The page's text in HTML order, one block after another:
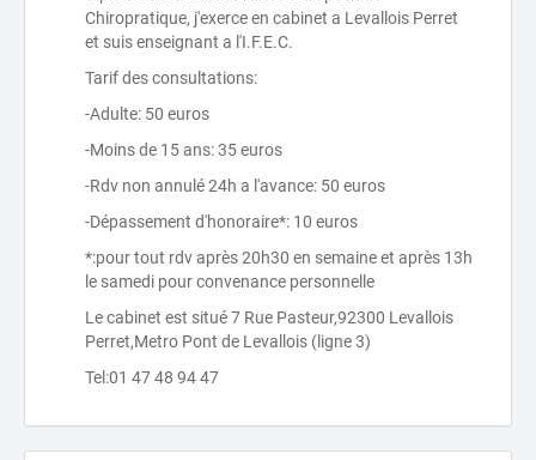
Chiropratique, j'exerce en cabinet a Levallois Perret
et suis enseignant a l'I.F.E.C.
Tarif des consultations:
-Adulte: 50 euros
-Moins de 15 ans: 35 euros
-Rdv non annulé 24h a l'avance: 50 euros
-Dépassement d'honoraire*: 10 euros
*:pour tout rdv après 20h30 en semaine et après 13h
le samedi pour convenance personnelle
Le cabinet est situé 7 Rue Pasteur,92300 Levallois
Perret,Metro Pont de Levallois (ligne 3)
Tel:01 47 48 94 47